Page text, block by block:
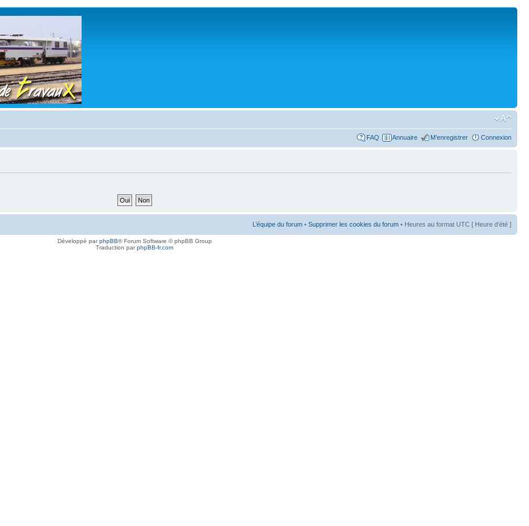
FAQ Annuaire M’enregistrer Connexion
L’équipe du forum • Supprimer les cookies du forum • Heures au format UTC [ Heure d’été ]
Développé parphpBB® Forum Software © phpBB Group
Traduction parphpBB-fr.com